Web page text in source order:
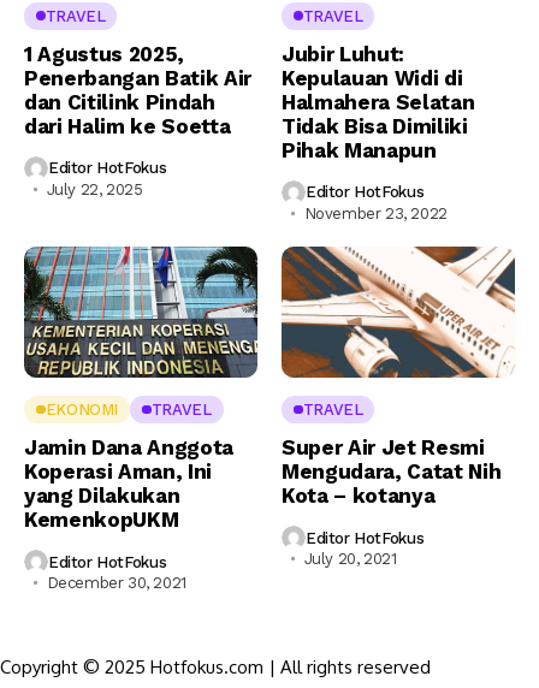
TRAVEL
1 Agustus 2025,
Penerbangan Batik Air
dan Citilink Pindah
dari Halim ke Soetta
Editor HotFokus
July 22, 2025
TRAVEL
Jubir Luhut:
Kepulauan Widi di
Halmahera Selatan
Tidak Bisa Dimiliki
Pihak Manapun
Editor HotFokus
November 23, 2022
EKONOMI TRAVEL
Jamin Dana Anggota
Koperasi Aman, Ini
yang Dilakukan
KemenkopUKM
Editor HotFokus
December 30, 2021
TRAVEL
Super Air Jet Resmi
Mengudara, Catat Nih
Kota – kotanya
Editor HotFokus
July 20, 2021
Copyright © 2025 Hotfokus.com | All rights reserved